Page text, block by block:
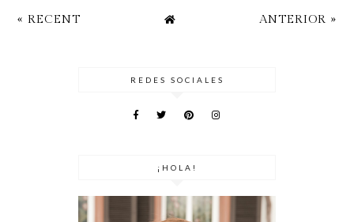
« RECENT ANTERIOR »
REDES SOCIALES
¡HOLA!